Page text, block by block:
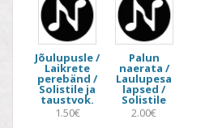
Jõulupusle /
Laikrete
perebänd /
Solistile ja
taustvok.
1.50€
Palun
naerata /
Laulupesa
lapsed /
Solistile
2.00€